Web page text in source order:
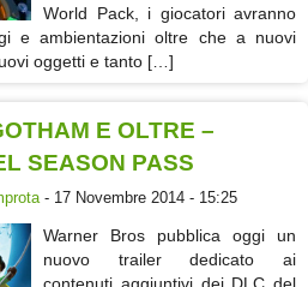
World Pack, i giocatori avranno
e ambientazioni oltre che a nuovi
oggetti e tanto […]
E OLTRE –
SEASON PASS
- 17 Novembre 2014 - 15:25
Warner Bros pubblica oggi un
nuovo trailer dedicato ai